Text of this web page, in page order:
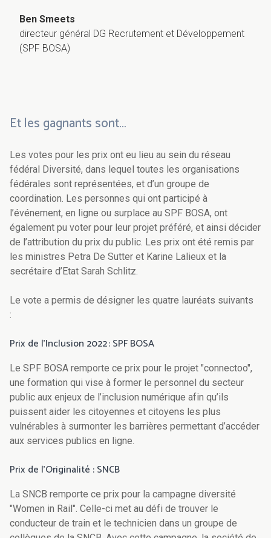
Ben Smeets
directeur général DG Recrutement et Développement
(SPF BOSA)
Et les gagnants sont…
Les votes pour les prix ont eu lieu au sein du réseau
fédéral Diversité, dans lequel toutes les organisations
fédérales sont représentées, et d’un groupe de
coordination. Les personnes qui ont participé à
l’événement, en ligne ou surplace au SPF BOSA, ont
également pu voter pour leur projet préféré, et ainsi décider
de l’attribution du prix du public. Les prix ont été remis par
les ministres Petra De Sutter et Karine Lalieux et la
secrétaire d’Etat Sarah Schlitz.
Le vote a permis de désigner les quatre lauréats suivants
:
Prix de l’Inclusion 2022 : SPF BOSA
Le SPF BOSA remporte ce prix pour le projet "connectoo",
une formation qui vise à former le personnel du secteur
public aux enjeux de l’inclusion numérique afin qu’ils
puissent aider les citoyennes et citoyens les plus
vulnérables à surmonter les barrières permettant d’accéder
aux services publics en ligne.
Prix de l’Originalité : SNCB
La SNCB remporte ce prix pour la campagne diversité
"Women in Rail". Celle-ci met au défi de trouver le
conducteur de train et le technicien dans un groupe de